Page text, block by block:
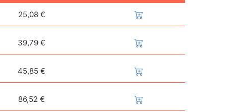
25,08 €
39,79 €
45,85 €
86,52 €